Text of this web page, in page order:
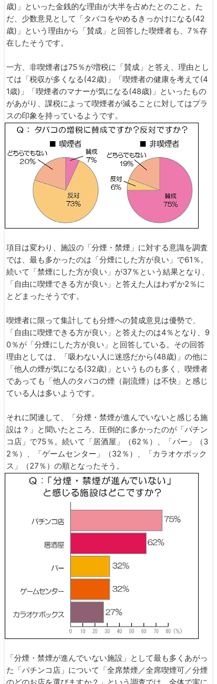
歳)」といった金銭的な理由が大半を占めたとのこと。た
だ、少数意見として「タバコをやめるきっかけになる(42
歳)」という理由から「賛成」と回答した喫煙者も、7％存
在したそうです。
一方、非喫煙者は75％が増税に「賛成」と答え、理由とし
ては「税収が多くなる(42歳)」「喫煙者の健康を考えて(4
1歳)」「喫煙者のマナーが気になる(48歳)」といったもの
があがり、課税によって喫煙者が減ることに対してはプラ
スの印象を持っているようです。
項目は変わり、施設の「分煙・禁煙」に対する意識を調査
では、最も多かったのは「分煙にした方が良い」で61％。
続いて「禁煙にした方が良い」が37％という結果となり、
「自由に喫煙できる方が良い」と答えた人はわずか2％に
とどまったそうです。
喫煙者に限って集計しても分煙への賛成意見は優勢で、
「自由に喫煙できる方が良い」と答えたのは4％となり、9
0％が「分煙にした方が良い」と回答している。その回答
理由としては、「吸わない人に迷惑だから(48歳)」の他に
「他人の煙が気になる(32歳)」というものも多く、喫煙者
であっても「他人のタバコの煙（副流煙）は不快」と感じ
ている人は多いようです。
それに関連して、「分煙・禁煙が進んでいないと感じる施
設は？」と聞いたところ、圧倒的に多かったのが「パチン
コ店」で75％。続いて「居酒屋」（62％）、「バー」（3
2％）、「ゲームセンター」（32％）、「カラオケボック
ス」（27％）の順となったそう。
「分煙・禁煙が進んでいない施設」として最も多くあがっ
た「パチンコ店」について「全席禁煙／全席喫煙可／分煙
のどのお店を選びますか？」という調査では、全体で実に